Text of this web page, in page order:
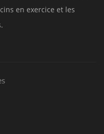
en exercice et les